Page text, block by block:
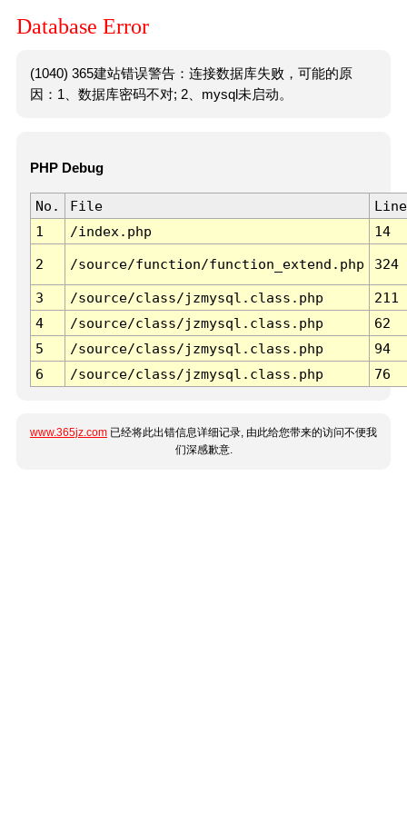
Database Error
(1040) 365建站错误警告：连接数据库失败，可能的原
因：1、数据库密码不对; 2、mysql未启动。
PHP Debug
No. File
Line
1
/index.php 14
2 /source/function/function_extend.php 324
3 /source/class/jzmysql.class.php
211
4
/source/class/jzmysql.class.php
62
5
/source/class/jzmysql.class.php
94
6
/source/class/jzmysql.class.php 76
www.365jz.com 已经将此出错信息详细记录, 由此给您带来的访问不便我
们深感歉意.